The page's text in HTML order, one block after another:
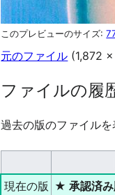
このプレビューのサイズ:
元のファイル (1,872
ファイルの履
過去の版のファイル
現在の版 ★ 承認済み